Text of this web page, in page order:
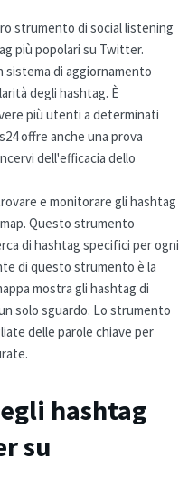
strumento di social listening
più popolari su Twitter.
di aggiornamento
degli hashtag. È
più utenti a determinati
offre anche una prova
dell'efficacia dello
e monitorare gli hashtag
Questo strumento
di hashtag specifici per ogni
di questo strumento è la
mostra gli hashtag di
solo sguardo. Lo strumento
delle parole chiave per
hashtag
su